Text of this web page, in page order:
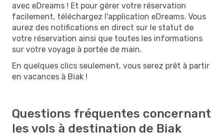
avec eDreams ! Et pour gérer votre réservation
facilement, téléchargez l'application eDreams. Vous
aurez des notifications en direct sur le statut de
votre réservation ainsi que toutes les informations
sur votre voyage à portée de main.
En quelques clics seulement, vous serez prêt à partir
en vacances à Biak !
Questions fréquentes concernant
les vols à destination de Biak